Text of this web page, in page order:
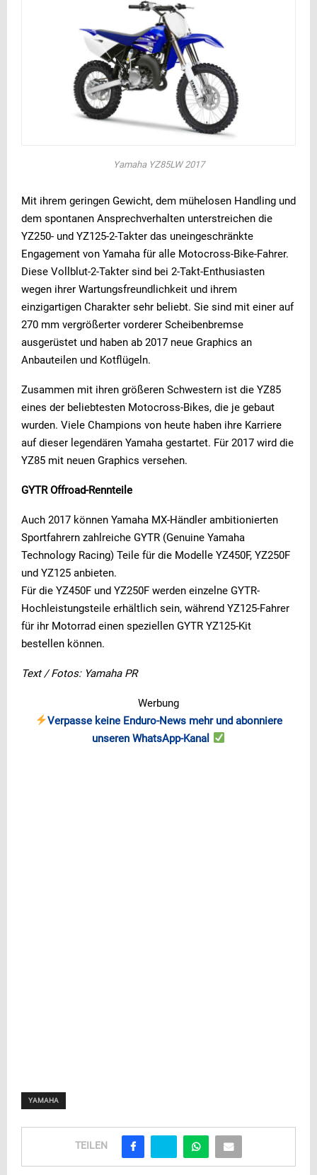
Yamaha YZ85LW 2017
Mit ihrem geringen Gewicht, dem mühelosen Handling und
dem spontanen Ansprechverhalten unterstreichen die
YZ250- und YZ125-2-Takter das uneingeschränkte
Engagement von Yamaha für alle Motocross-Bike-Fahrer.
Diese Vollblut-2-Takter sind bei 2-Takt-Enthusiasten
wegen ihrer Wartungsfreundlichkeit und ihrem
einzigartigen Charakter sehr beliebt. Sie sind mit einer auf
270 mm vergrößerter vorderer Scheibenbremse
ausgerüstet und haben ab 2017 neue Graphics an
Anbauteilen und Kotflügeln.
Zusammen mit ihren größeren Schwestern ist die YZ85
eines der beliebtesten Motocross-Bikes, die je gebaut
wurden. Viele Champions von heute haben ihre Karriere
auf dieser legendären Yamaha gestartet. Für 2017 wird die
YZ85 mit neuen Graphics versehen.
GYTR Offroad-Rennteile
Auch 2017 können Yamaha MX-Händler ambitionierten
Sportfahrern zahlreiche GYTR (Genuine Yamaha
Technology Racing) Teile für die Modelle YZ450F, YZ250F
und YZ125 anbieten.
Für die YZ450F und YZ250F werden einzelne GYTR-
Hochleistungsteile erhältlich sein, während YZ125-Fahrer
für ihr Motorrad einen speziellen GYTR YZ125-Kit
bestellen können.
Text / Fotos: Yamaha PR
Werbung
Verpasse keine Enduro-News mehr und abonniere
unseren WhatsApp-Kanal
YAMAHA
TEILEN